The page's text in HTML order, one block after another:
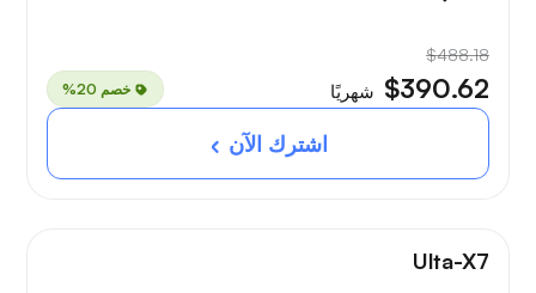
$488.18
$390.62 شهريًا خصم 20%
اشترك الآن
Ulta-X7